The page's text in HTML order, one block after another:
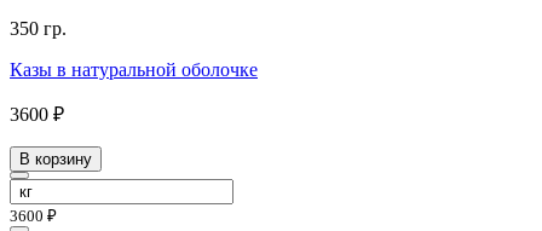
350 гр.
Казы в натуральной оболочке
3600 ₽
В корзину
3600 ₽